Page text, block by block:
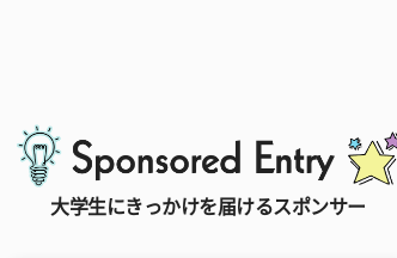
大学生にきっかけを届けるスポンサー